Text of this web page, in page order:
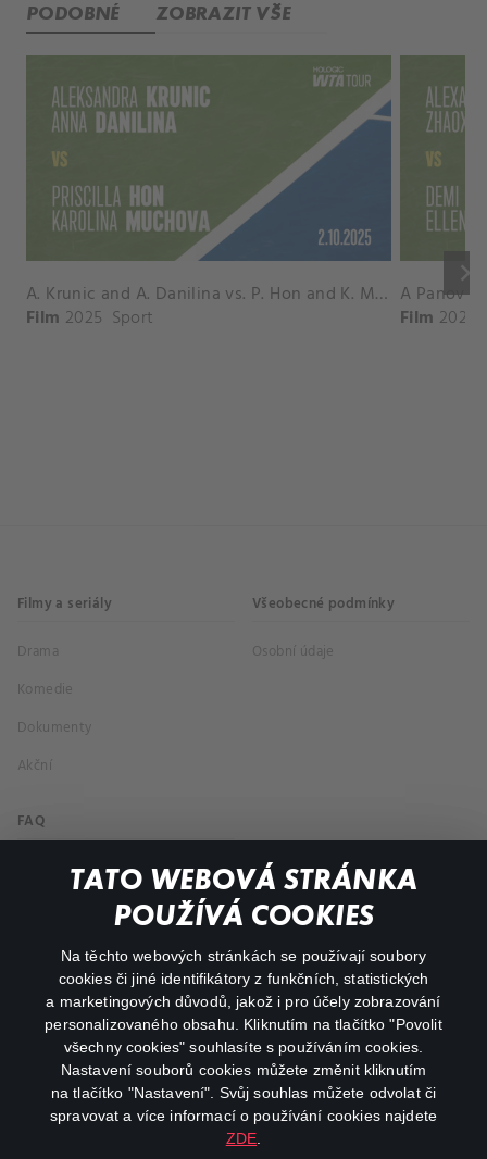
TATO WEBOVÁ STRÁNKA
POUŽÍVÁ COOKIES
Na těchto webových stránkách se používají soubory
cookies či jiné identifikátory z funkčních, statistických
a marketingových důvodů, jakož i pro účely zobrazování
personalizovaného obsahu. Kliknutím na tlačítko "Povolit
všechny cookies" souhlasíte s používáním cookies.
Nastavení souborů cookies můžete změnit kliknutím
na tlačítko "Nastavení". Svůj souhlas můžete odvolat či
spravovat a více informací o používání cookies najdete
ZDE
PODOBNÉ ZOBRAZIT VŠE
keyboard_arrow_right
A. Krunic and A. Danilina vs. P. Hon and K. Muchova Match Highlights - BEIJING_Capital Group Diamond ( October 02, 2025)
Film 2025 Sport Film 2026
Filmy a seriály
Drama
Komedie
Dokumenty
Akční
Všeobecné podmínky
Osobní údaje
FAQ
Můj účet
Důležité odkazy
facebookinstagram
youtube